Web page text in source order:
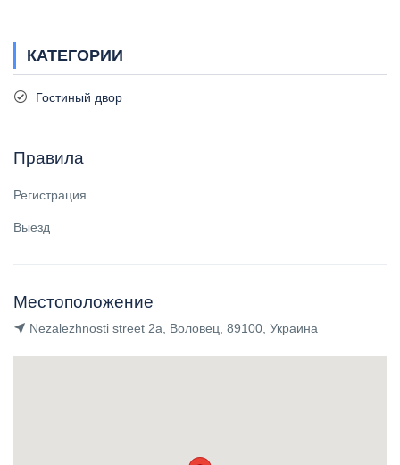
КАТЕГОРИИ
Гостиный двор
Правила
Регистрация
Выезд
Местоположение
Nezalezhnosti street 2a, Воловец, 89100, Украина